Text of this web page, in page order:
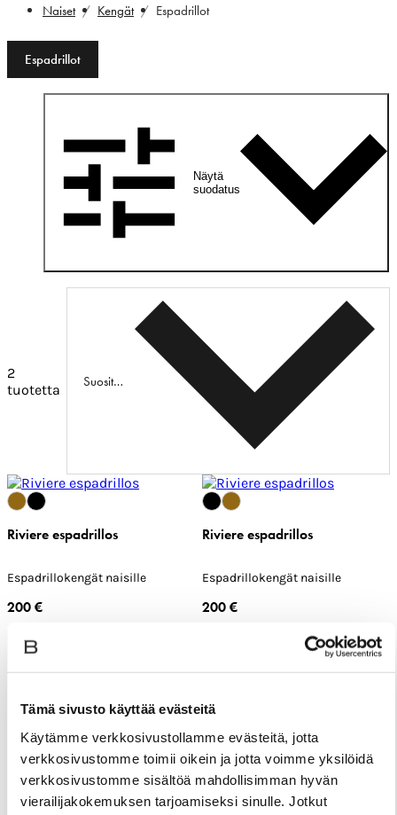
Tämä sivusto käyttää evästeitä
Käytämme verkkosivustollamme evästeitä, jotta
verkkosivustomme toimii oikein ja jotta voimme yksilöidä
verkkosivustomme sisältöä mahdollisimman hyvän
vierailijakokemuksen tarjoamiseksi sinulle. Jotkut
Naiset Kengät Espadrillot
Espadrillot
Näytä
suodatus
2
tuotetta
Suositeltu
koodilla EXTRA20
Tee löytöjä Season Salesta – valikoituja suosikkeja
muodista, asusteista ja sisustuksesta 9.8. asti.
Riviere espadrillos
Espadrillokengät naisille
200 €
Riviere espadrillos
Espadrillokengät naisille
200 €